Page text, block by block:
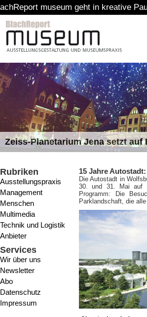
geht in kreative Pause
Zeiss-Planetarium Jena setzt auf
Rubriken
Ausstellungspraxis
Management
Menschen
Multimedia
Technik und Logistik
Anbieter
Services
Wir über uns
Newsletter
Abo
Datenschutz
Impressum
15 Jahre
Die Autostadt in
30. und 31. Mai auf
Programm: Die
Parklandschaft, die